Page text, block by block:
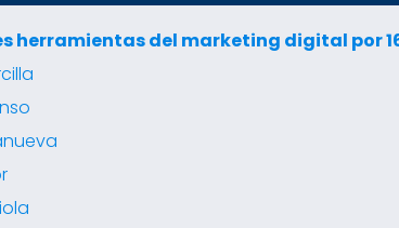
herramientas del marketing digital por